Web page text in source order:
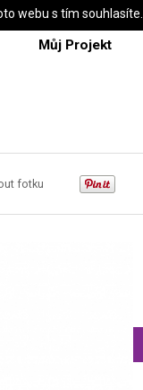
Můj Projekt
fotku
webu s tím souhlasíte.